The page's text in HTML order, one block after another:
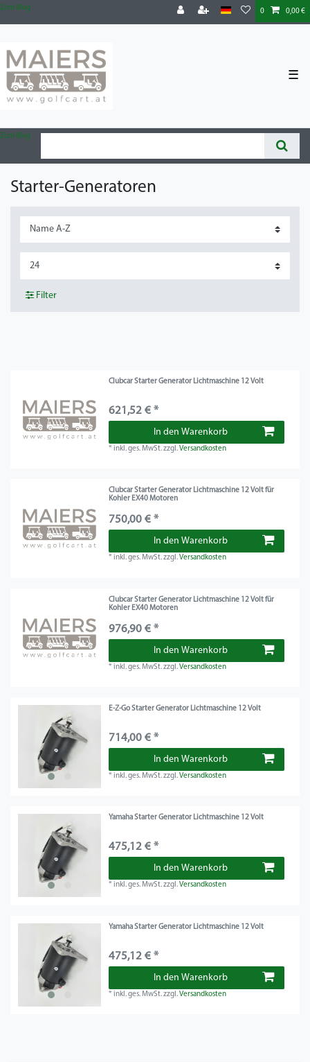
Zum Blog 0 0,00 €
☰
Zum Blog
Starter-Generatoren
Filter
Clubcar Starter Generator Lichtmaschine 12 Volt
621,52 € *
In den Warenkorb
*inkl. ges. MwSt.zzgl.Versandkosten
Clubcar Starter Generator Lichtmaschine 12 Volt für
Kohler EX40 Motoren
750,00 € *
In den Warenkorb
*inkl. ges. MwSt.zzgl.Versandkosten
Clubcar Starter Generator Lichtmaschine 12 Volt für
Kohler EX40 Motoren
976,90 € *
In den Warenkorb
*inkl. ges. MwSt.zzgl.Versandkosten
E-Z-Go Starter Generator Lichtmaschine 12 Volt
714,00 € *
In den Warenkorb
*inkl. ges. MwSt.zzgl.Versandkosten
Yamaha Starter Generator Lichtmaschine 12 Volt
475,12 € *
In den Warenkorb
*inkl. ges. MwSt.zzgl.Versandkosten
Yamaha Starter Generator Lichtmaschine 12 Volt
475,12 € *
In den Warenkorb
*inkl. ges. MwSt.zzgl.Versandkosten